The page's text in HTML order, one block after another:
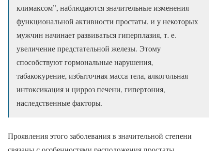
климаксом”, наблюдаются значительные изменения
функциональной активности простаты, и у некоторых
мужчин начинает развиваться гиперплазия, т. е.
увеличение предстательной железы. Этому
способствуют гормональные нарушения,
табакокурение, избыточная масса тела, алкогольная
интоксикация и цирроз печени, гипертония,
наследственные факторы.
Проявления этого заболевания в значительной степени